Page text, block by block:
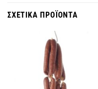
ΣΧΕΤΙΚΆ ΠΡΟΪΌΝΤΑ